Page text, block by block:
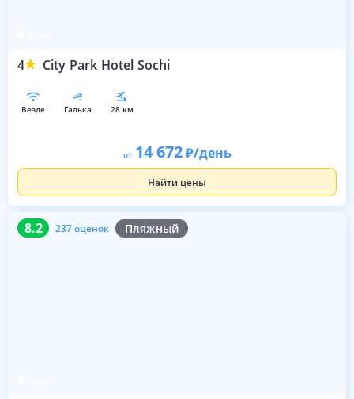
4 City Park Hotel Sochi
везде галька 28 км
от 14 672 /день
Найти цены
8.2 237 оценок Пляжный
8.2 237 оценок